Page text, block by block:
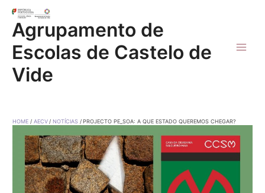
content
Agrupamento de
Escolas de Castelo de
Vide
HOME AECV NOTÍCIAS PROJECTO PE_SOA: A QUE ESTADO QUEREMOS CHEGAR?